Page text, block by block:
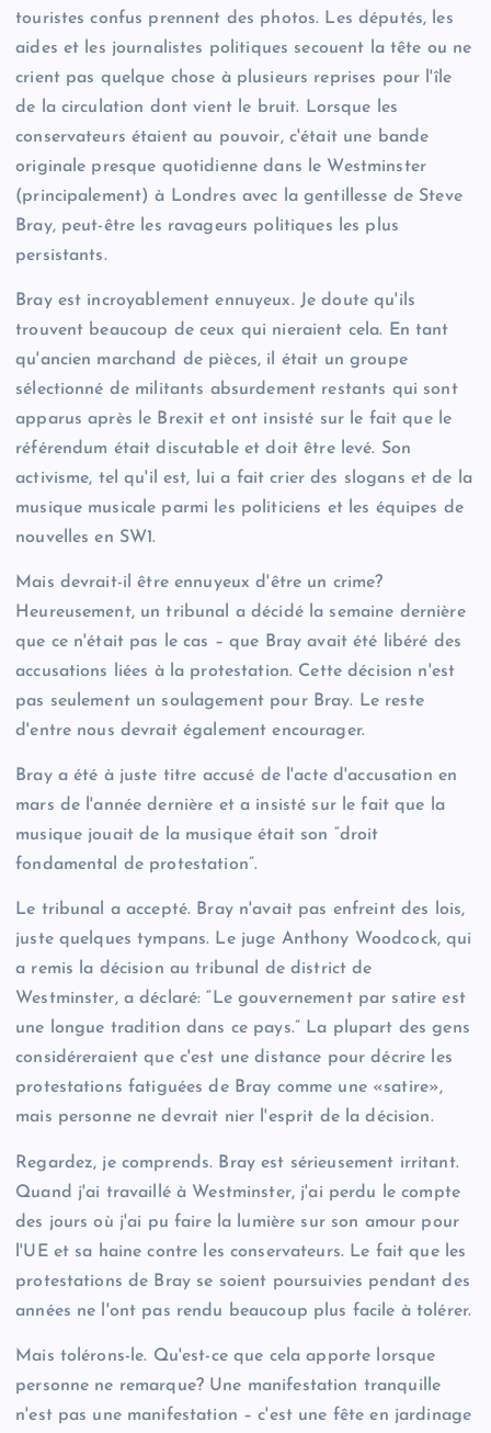
touristes confus prennent des photos. Les députés, les
aides et les journalistes politiques secouent la tête ou ne
crient pas quelque chose à plusieurs reprises pour l'île
de la circulation dont vient le bruit. Lorsque les
conservateurs étaient au pouvoir, c'était une bande
originale presque quotidienne dans le Westminster
(principalement) à Londres avec la gentillesse de Steve
Bray, peut-être les ravageurs politiques les plus
persistants.
Bray est incroyablement ennuyeux. Je doute qu'ils
trouvent beaucoup de ceux qui nieraient cela. En tant
qu'ancien marchand de pièces, il était un groupe
sélectionné de militants absurdement restants qui sont
apparus après le Brexit et ont insisté sur le fait que le
référendum était discutable et doit être levé. Son
activisme, tel qu'il est, lui a fait crier des slogans et de la
musique musicale parmi les politiciens et les équipes de
nouvelles en SW1.
Mais devrait-il être ennuyeux d'être un crime?
Heureusement, un tribunal a décidé la semaine dernière
que ce n'était pas le cas – que Bray avait été libéré des
accusations liées à la protestation. Cette décision n'est
pas seulement un soulagement pour Bray. Le reste
d'entre nous devrait également encourager.
Bray a été à juste titre accusé de l'acte d'accusation en
mars de l'année dernière et a insisté sur le fait que la
musique jouait de la musique était son “droit
fondamental de protestation”.
Le tribunal a accepté. Bray n'avait pas enfreint des lois,
juste quelques tympans. Le juge Anthony Woodcock, qui
a remis la décision au tribunal de district de
Westminster, a déclaré: “Le gouvernement par satire est
une longue tradition dans ce pays.” La plupart des gens
considéreraient que c'est une distance pour décrire les
protestations fatiguées de Bray comme une «satire»,
mais personne ne devrait nier l'esprit de la décision.
Regardez, je comprends. Bray est sérieusement irritant.
Quand j'ai travaillé à Westminster, j'ai perdu le compte
des jours où j'ai pu faire la lumière sur son amour pour
l'UE et sa haine contre les conservateurs. Le fait que les
protestations de Bray se soient poursuivies pendant des
années ne l'ont pas rendu beaucoup plus facile à tolérer.
Mais tolérons-le. Qu'est-ce que cela apporte lorsque
personne ne remarque? Une manifestation tranquille
n'est pas une manifestation – c'est une fête en jardinage